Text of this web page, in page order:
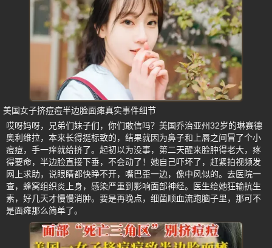
美国女子挤痘痘半边脸面瘫真实事件细节
哎呀妈呀，兄弟们妹子们，你们敢信吗？美国乔治亚州32岁的琳赛德
奥利维拉，本来长得挺标致的，结果就因为鼻子和上唇之间冒了个小
痘痘，手一痒就给挤了。起初以为没事，第二天醒来脸肿得老大，疼
得要命，半边脸直接下垂，不会动了！她自己吓坏了，赶紧拍视频发
网上求助，说眼睛都快睁不开，嘴巴歪一边，像中风似的。去医院一
查，蜂窝组织炎上身，感染严重到影响面部神经。医生给她狂输抗生
素，好几天才慢慢消肿。要是再晚点，细菌顺血流跑脑子里，那可不
是面瘫那么简单了。